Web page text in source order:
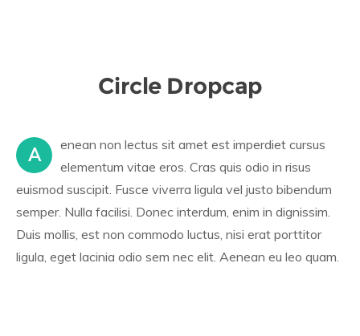
Circle Dropcap
A
enean non lectus sit amet est imperdiet cursus
elementum vitae eros. Cras quis odio in risus
euismod suscipit. Fusce viverra ligula vel justo bibendum
semper. Nulla facilisi. Donec interdum, enim in dignissim.
Duis mollis, est non commodo luctus, nisi erat porttitor
ligula, eget lacinia odio sem nec elit. Aenean eu leo quam.